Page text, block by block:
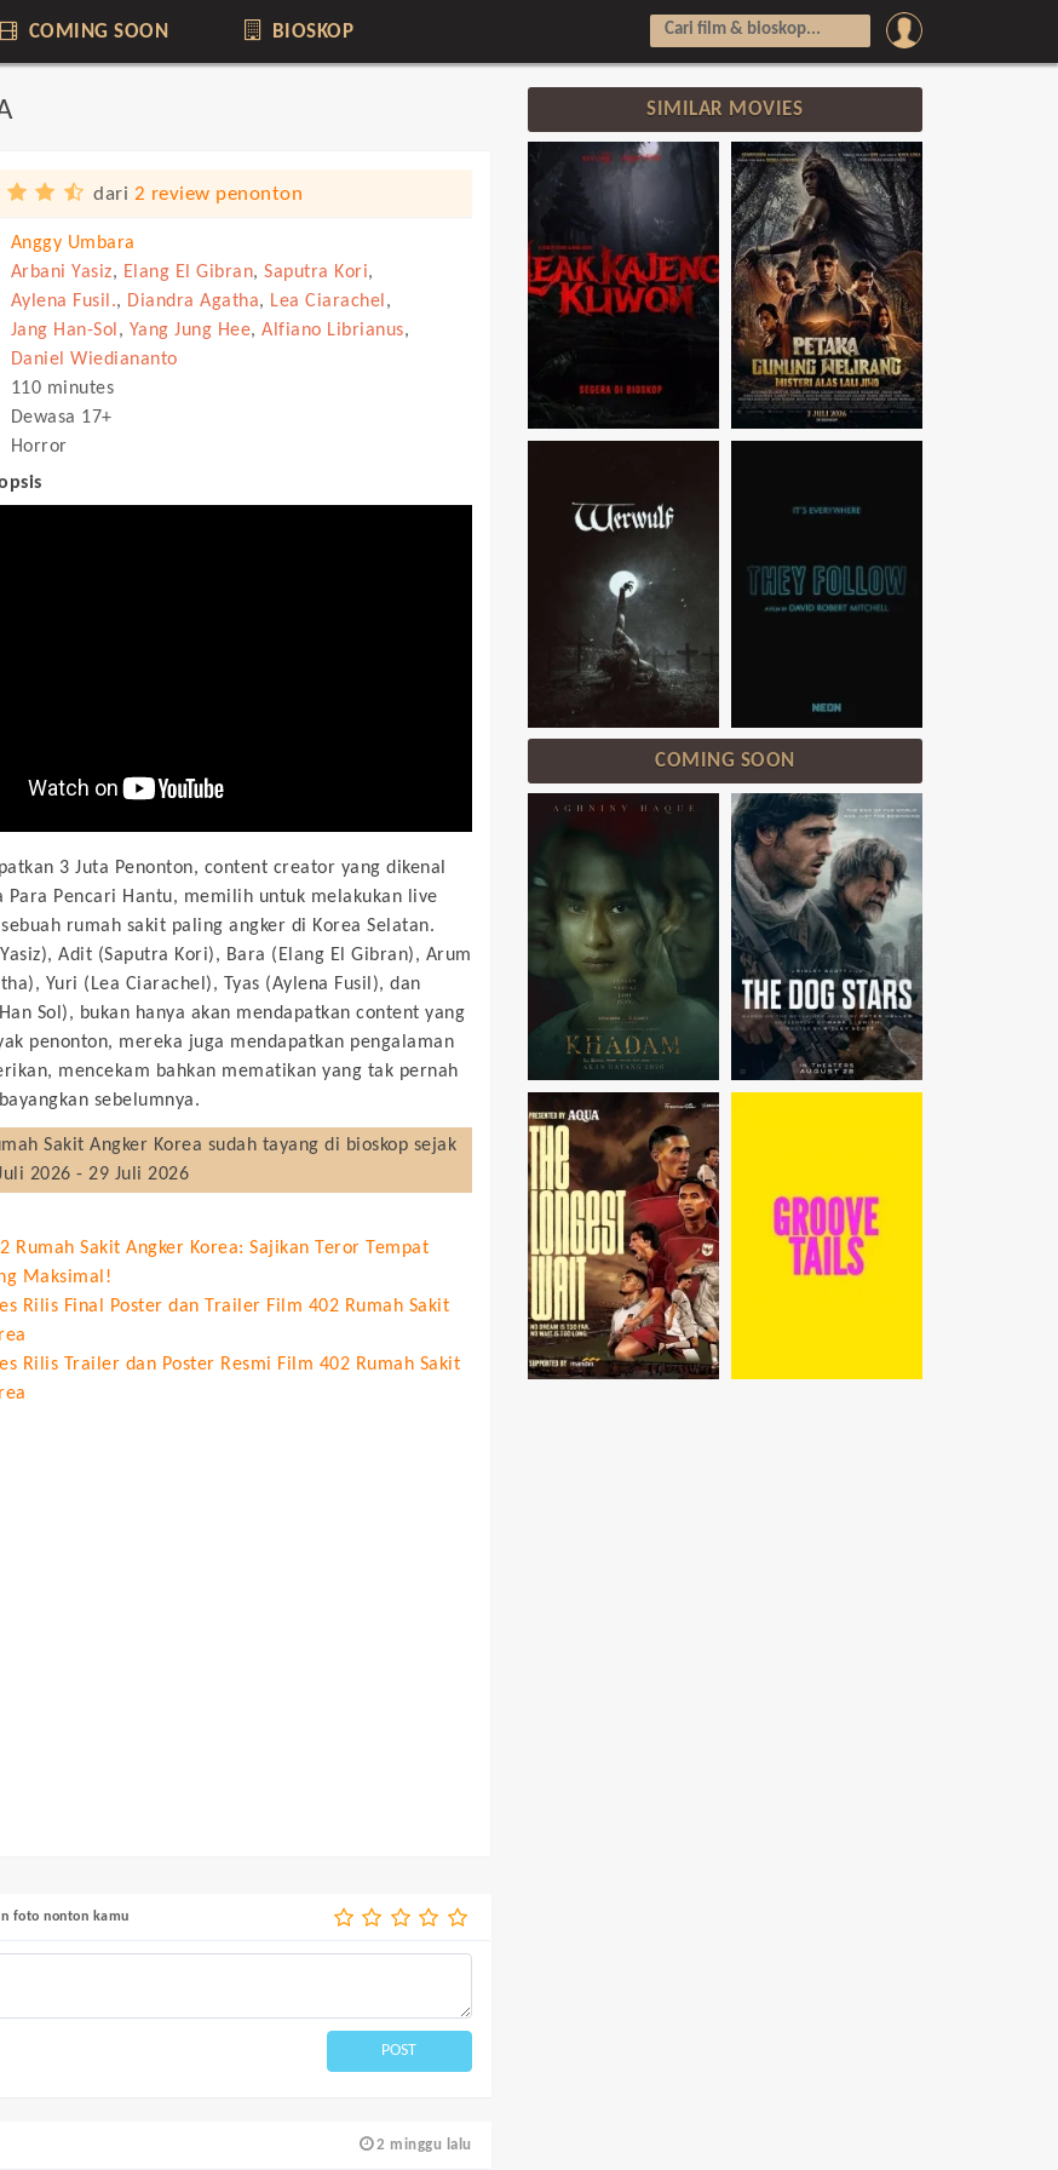
COMING SOON BIOSKOP
dari 2 review penonton
Anggy Umbara
Arbani Yasiz, Elang El Gibran, Saputra Kori,
Aylena Fusil., Diandra Agatha, Lea Ciarachel ,
Jang Han-Sol , Yang Jung Hee, Alfiano Librianus,
Daniel Wiediananto
110 minutes
Dewasa 17+
Horror
3 Juta Penonton, content creator yang dikenal
Para Pencari Hantu, memilih untuk melakukan live
rumah sakit paling angker di Korea Selatan.
Adit (Saputra Kori), Bara (Elang El Gibran), Arum
Yuri (Lea Ciarachel), Tyas (Aylena Fusil), dan
Sol), bukan hanya akan mendapatkan content yang
penonton, mereka juga mendapatkan pengalaman
mencekam bahkan mematikan yang tak pernah
sebelumnya.
Sakit Angker Korea sudah tayang di bioskop sejak
2026 - 29 Juli 2026
Rumah Sakit Angker Korea: Sajikan Teror Tempat
Maksimal!
Rilis Final Poster dan Trailer Film 402 Rumah Sakit
Rilis Trailer dan Poster Resmi Film 402 Rumah Sakit
foto nonton kamu
POST
2 minggu lalu
SIMILAR MOVIES
COMING SOON